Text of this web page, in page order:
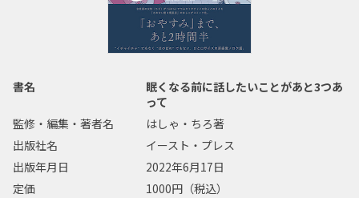
書名
眠くなる前に話したいことがあと3つあ
って
監修・編集・著者名
はしゃ・ちろ著
出版社名
イースト・プレス
出版年月日
2022年6月17日
定価
1000円（税込）